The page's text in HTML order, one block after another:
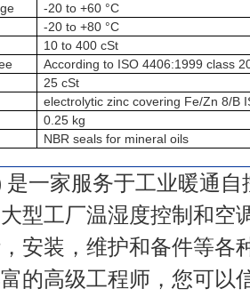
-20 to +60 °C
-20 to +80 °C
10 to 400 cSt
According to ISO 4406:1999 class
25 cSt
electrolytic zinc covering Fe/Zn 8/B
0.25 kg
NBR seals for mineral oils
一家服务于工业暖通自
型工厂温湿度控制和空
安装，维护和备件等各
的高级工程师，您可以